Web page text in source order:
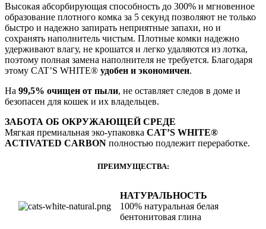
Высокая абсорбирующая способность до 300% и мгновенное
образование плотного комка за 5 секунд позволяют не только
быстро и надежно запирать неприятные запахи, но и
сохранять наполнитель чистым. Плотные комки надежно
удерживают влагу, не крошатся и легко удаляются из лотка,
поэтому полная замена наполнителя не требуется. Благодаря
этому CAT’S WHITE® удобен и экономичен.
На 99,5% очищен от пыли, не оставляет следов в доме и
безопасен для кошек и их владельцев.
ЗАБОТА ОБ ОКРУЖАЮЩЕЙ СРЕДЕ
Мягкая премиальная эко-упаковка CAT’S WHITE®
ACTIVATED CARBON полностью подлежит переработке.
ПРЕИМУЩЕСТВА:
НАТУРАЛЬНОСТЬ
100% натуральная белая
бентонитовая глина